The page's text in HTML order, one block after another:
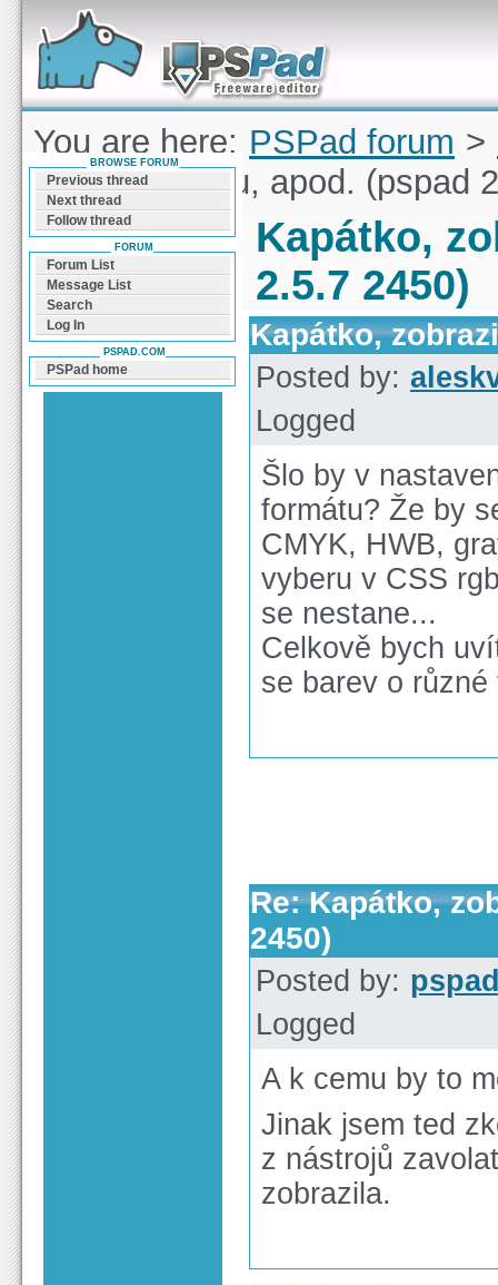
Forum can help you solve problems and quickly
find a solution with PSPad for Microsoft
Windows
You are here: PSPad forum >
zobrazit barvu, apod. (pspad
Kapátko,
2.5.7 2450)
Kapátko,
Posted by:
Logged
Šlo by v
formátu? Že by
CMYK, HWB,
vyberu v CSS
se nestane...
Celkově bych
se barev o
Re: Kapátko,
2450)
Posted by:
Logged
A k cemu by to
Jinak jsem ted
z nástrojů
zobrazila.
BROWSE FORUM
Previous thread
Next thread
Follow thread
FORUM
Forum List
Message List
Search
Log In
PSPAD.COM
PSPad home